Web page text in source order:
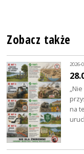
Zobacz także
2026-
na